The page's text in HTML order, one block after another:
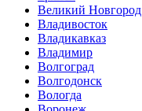
Великий Новгород
Владивосток
Владикавказ
Владимир
Волгоград
Волгодонск
Вологда